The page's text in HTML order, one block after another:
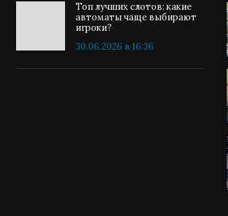
Топ лучших слотов: какие
автоматы чаще выбирают
игроки?
30.06.2026 в 16:36